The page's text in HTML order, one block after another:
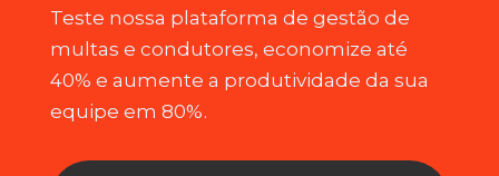
Teste nossa plataforma de gestão de
multas e condutores, economize até
40% e aumente a produtividade da sua
equipe em 80%.